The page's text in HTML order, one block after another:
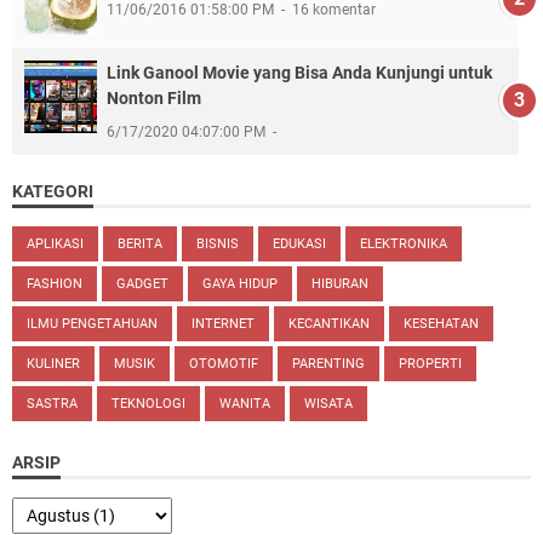
11/06/2016 01:58:00 PM 16 komentar
Link Ganool Movie yang Bisa Anda Kunjungi untuk
Nonton Film
6/17/2020 04:07:00 PM
KATEGORI
APLIKASI BERITA BISNIS EDUKASI ELEKTRONIKA
FASHION GADGET GAYA HIDUP HIBURAN
ILMU PENGETAHUAN INTERNET KECANTIKAN KESEHATAN
KULINER MUSIK OTOMOTIF PARENTING PROPERTI
SASTRA TEKNOLOGI WANITA WISATA
ARSIP